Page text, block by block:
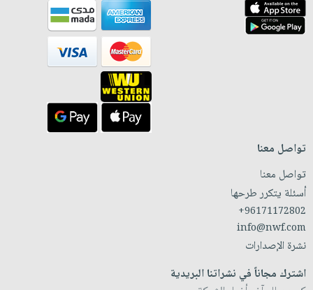
تواصل معنا
تواصل معنا
أسئلة يتكرر طرحها
+96171172802
info@nwf.com
نشرة الإصدارات
اشترك مجاناً في نشراتنا البريدية